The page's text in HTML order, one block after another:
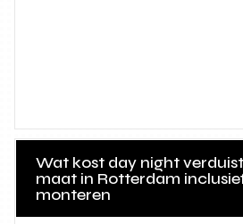
Wat kost day night
maat in Rotterdam
monteren